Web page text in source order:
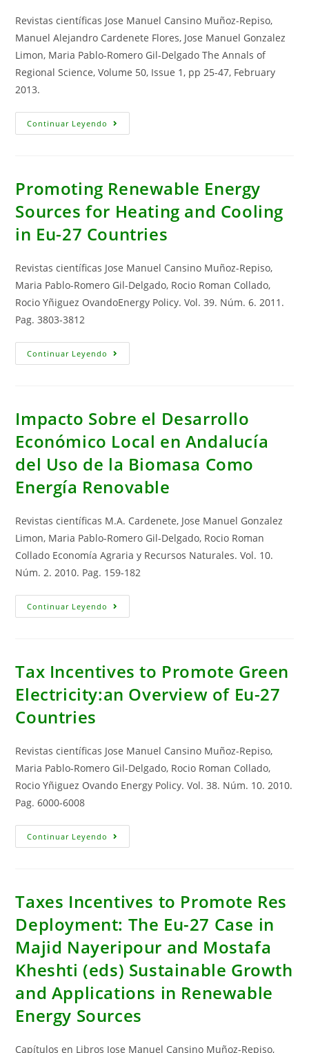
Revistas científicas Jose Manuel Cansino Muñoz-Repiso,
Manuel Alejandro Cardenete Flores, Jose Manuel Gonzalez
Limon, Maria Pablo-Romero Gil-Delgado The Annals of
Regional Science, Volume 50, Issue 1, pp 25-47, February
2013.
Continuar Leyendo Economic
Impacts
Technology
Deployment
Andalusian
Productive
Activities:
A
Promoting Renewable Energy
Sources for Heating and Cooling
in Eu-27 Countries
Revistas científicas Jose Manuel Cansino Muñoz-Repiso,
Maria Pablo-Romero Gil-Delgado, Rocio Roman Collado,
Rocio Yñiguez OvandoEnergy Policy. Vol. 39. Núm. 6. 2011.
Pag. 3803-3812
Continuar Leyendo Promoting
Renewable
And
Cooling
Eu-
27
Countries
Impacto Sobre el Desarrollo
Económico Local en Andalucía
del Uso de la Biomasa Como
Energía Renovable
Revistas científicas M.A. Cardenete, Jose Manuel Gonzalez
Limon, Maria Pablo-Romero Gil-Delgado, Rocio Roman
Collado Economía Agraria y Recursos Naturales. Vol. 10.
Núm. 2. 2010. Pag. 159-182
Continuar Leyendo Impacto
Sobre
Andalucía
Uso
De
Renovable
Tax Incentives to Promote Green
Electricity:an Overview of Eu-27
Countries
Revistas científicas Jose Manuel Cansino Muñoz-Repiso,
Maria Pablo-Romero Gil-Delgado, Rocio Roman Collado,
Rocio Yñiguez Ovando Energy Policy. Vol. 38. Núm. 10. 2010.
Pag. 6000-6008
Continuar Leyendo Tax
Incentives
Overview
Of
27
Countries
Taxes Incentives to Promote Res
Deployment: The Eu-27 Case in
Majid Nayeripour and Mostafa
Kheshti (eds) Sustainable Growth
and Applications in Renewable
Energy Sources
Capítulos en Libros Jose Manuel Cansino Muñoz-Repiso,